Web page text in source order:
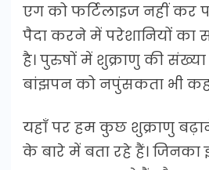
एग को फर्टिलाइज नहीं कर
पैदा करने में परेशानियों का
है। पुरुषों में शुक्राणु की
बांझपन को नपुंसकता भी
यहाँ पर हम कुछ शुक्राणु
के बारे में बता रहे हैं।